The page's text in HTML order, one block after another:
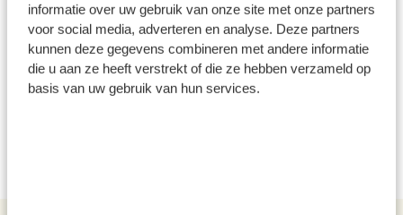
informatie over uw gebruik van onze site met onze partners
voor social media, adverteren en analyse. Deze partners
kunnen deze gegevens combineren met andere informatie
die u aan ze heeft verstrekt of die ze hebben verzameld op
basis van uw gebruik van hun services.
Giet de espressosaus over de gepocheerde
peren en rond de kardemomcakejes.